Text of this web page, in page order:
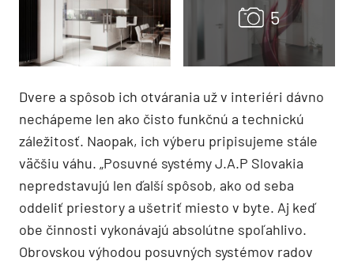
Dvere a spôsob ich otvárania už v interiéri dávno
nechápeme len ako čisto funkčnú a technickú
záležitosť. Naopak, ich výberu pripisujeme stále
väčšiu váhu. „Posuvné systémy J.A.P Slovakia
nepredstavujú len ďalší spôsob, ako od seba
oddeliť priestory a ušetriť miesto v byte. Aj keď
obe činnosti vykonávajú absolútne spoľahlivo.
Obrovskou výhodou posuvných systémov radov